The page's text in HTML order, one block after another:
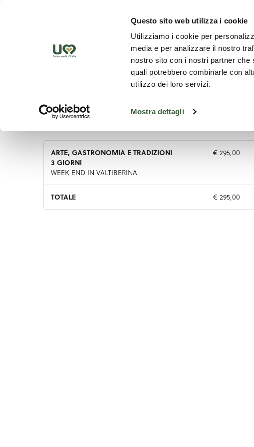
Questo sito web utilizza i cookie
Utilizziamo i cookie per
media e per analizzare il nostro
nostro sito con i nostri partner che
quali potrebbero combinarle con
utilizzo dei loro servizi.
Mostra dettagli
Scopri il